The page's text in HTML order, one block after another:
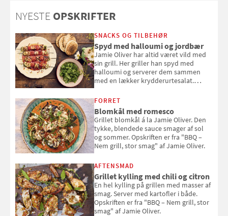
NYESTE OPSKRIFTER
SNACKS OG TILBEHØR
Spyd med halloumi og jordbær
Jamie Oliver har altid været vild med
sin grill. Her griller han spyd med
halloumi og serverer dem sammen
med en lækker krydderurtesalat.
smag" af Jamie Oliver.
FORRET
Blomkål med romesco
Grillet blomkål á la Jamie Oliver. Den
tykke, blendede sauce smager af sol
og sommer. Opskriften er fra "BBQ –
Nem grill, stor smag" af Jamie Oliver.
AFTENSMAD
Grillet kylling med chili og citron
En hel kylling på grillen med masser af
smag. Server med kartofler i både.
Opskriften er fra "BBQ – Nem grill, stor
smag" af Jamie Oliver.